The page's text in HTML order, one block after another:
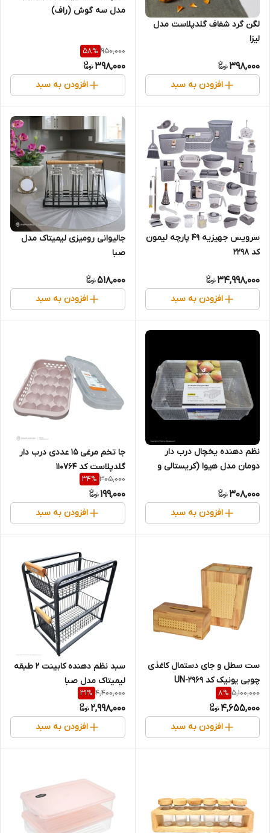
لگن گرد شفاف گلدپلاست مدل
لیزا
398,000
افزودن به سبد
مدل سه گوش (راف)
950,000
58%
398,000
افزودن به سبد
سرویس جهیزیه 49 پارچه لیمون
کد 2298
34,998,000
افزودن به سبد
جالیوانی رومیزی لیمیتاک مدل
صبا
518,000
افزودن به سبد
نظم دهنده یخچال درب دار
دومان مدل هیوا (کریستالی و
308,000
افزودن به سبد
جا تخم مرغی ۱۵ عددی درب دار
گلدپلاست کد ۱۱۰۷۶۴
305,000
34%
199,000
افزودن به سبد
ست سطل و جای دستمال کاغذی
چوبی یونیک کد UN-2969
5,100,000
8%
4,655,000
افزودن به سبد
سبد نظم دهنده کابینت 2 طبقه
لیمیتاک مدل صبا
4,400,000
31%
2,998,000
افزودن به سبد